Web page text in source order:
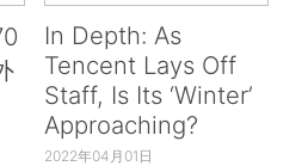
In Depth: As
Tencent Lays Off
Staff, Is Its ‘Winter’
Approaching?
2022年04月01日